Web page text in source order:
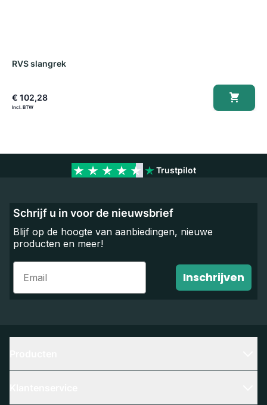
RVS slangrek
€ 102,28
Trustpilot
Schrijf u in voor de nieuwsbrief
Blijf op de hoogte van aanbiedingen, nieuwe
producten en meer!
Email
Inschrijven